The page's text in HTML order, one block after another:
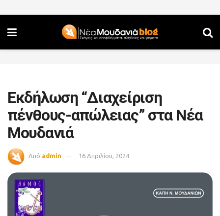
Εκδήλωση “Διαχείριση
πένθους-απώλειας” στα Νέα
Μουδανιά
Από admin 16 Απριλίου, 2024